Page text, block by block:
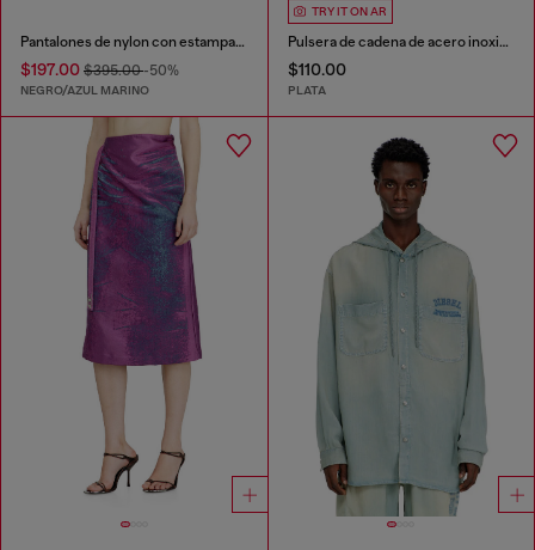
Pantalones de nylon con estampado integral
$197.00 $395.00-50%
NEGRO/AZUL MARINO
TRY IT ON AR
Pulsera de cadena de acero inoxidable
$110.00
PLATA